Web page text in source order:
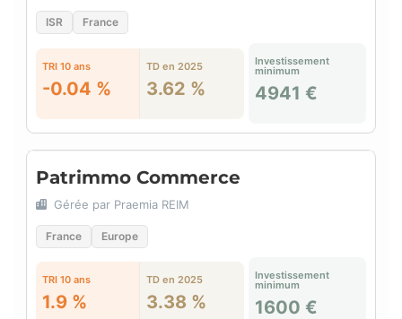
ISR France
TRI 10 ans
-0.04 %
TD en 2025
3.62 %
Investissement
minimum
4941 €
Patrimmo Commerce
Gérée par Praemia REIM
France Europe
TRI 10 ans
1.9 %
TD en 2025
3.38 %
Investissement
minimum
1600 €